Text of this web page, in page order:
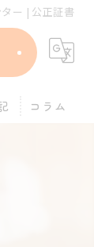
ー | 公正証書
コラム